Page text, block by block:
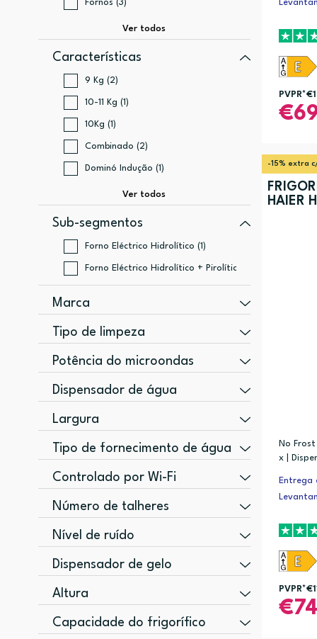
Fornos (3)
Características
9 Kg (2)
10-11 Kg (1)
10Kg (1)
Combinado (2)
Dominó Indução (1)
Sub-segmentos
Forno Eléctrico Hidrolítico (1)
Forno Eléctrico Hidrolítico + Pirolítico (2)
Marca
HISENSE (6)
Tipo de limpeza
Hidrolítico (1)
Potência do microondas
800 W (1)
Dispensador de água
Largura
29 cm (1)
60 cm (2)
65 cm (1)
Tipo de fornecimento de água
Abastecimento de água externo (3)
Tanque de água (6)
Controlado por Wi-Fi
Não (3)
Número de talheres
14 talheres (1)
16 talheres (3)
Nível de ruído
68 dB (1)
72 dB (3)
Dispensador de gelo
Altura
45 mm (1)
Capacidade do frigorífico
PVPR*
-15% extra
HAIER
No
x |
Entrega
PVPR*